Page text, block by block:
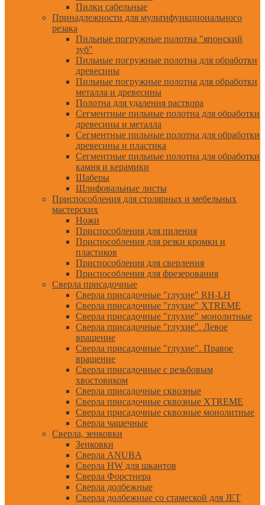
Пилки сабельные
Принадлежности для мультифункционального
резака
Пильные погружные полотна "японский
зуб"
Пильные погружные полотна для обработки
древесины
Пильные погружные полотна для обработки
металла и древесины
Полотна для удаления раствора
Сегментные пильные полотна для обработки
древесины и металла
Сегментные пильные полотна для обработки
древесины и пластика
Сегментные пильные полотна для обработки
камня и керамики
Шаберы
Шлифовальные листы
Приспособления для столярных и мебельных
мастерских
Ножи
Приспособления для пиления
Приспособления для резки кромки и
пластиков
Приспособления для сверления
Приспособления для фрезерования
Сверла присадочные
Сверла присадочные "глухие" RH-LH
Сверла присадочные "глухие" XTREME
Сверла присадочные "глухие" монолитные
Сверла присадочные "глухие". Левое
вращение
Сверла присадочные "глухие". Правое
вращение
Сверла присадочные с резьбовым
хвостовиком
Сверла присадочные сквозные
Сверла присадочные сквозные XTREME
Сверла присадочные сквозные монолитные
Сверла чашечные
Сверла, зенковки
Зенковки
Сверла ANUBA
Сверла HW для шкантов
Сверла Форстнера
Сверла долбежные
Сверла долбежные со стамеской для JET